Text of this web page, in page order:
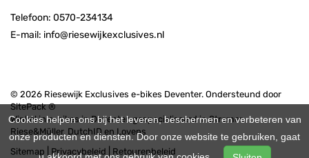
Telefoon: 0570-234134
E-mail: info@riesewijkexclusives.nl
© 2026 Riesewijk Exclusives e-bikes Deventer. Ondersteund door
SitePack ®
Winkel in e-bikes in Deventer, gespecialiseerd in Stromer,
Riese&Müller, DutchID en Lovens
Sitemap
Privacybeleid Retourenbeleid
Cookies helpen ons bij het leveren, beschermen en verbeteren van
onze producten en diensten. Door onze website te gebruiken, gaat